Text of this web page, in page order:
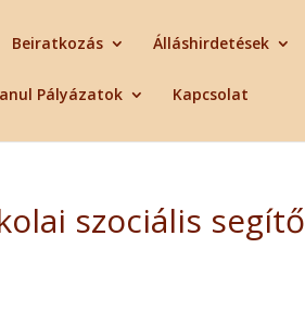
Beiratkozás Álláshirdetések
Pályázatok Kapcsolat
szociális segítő